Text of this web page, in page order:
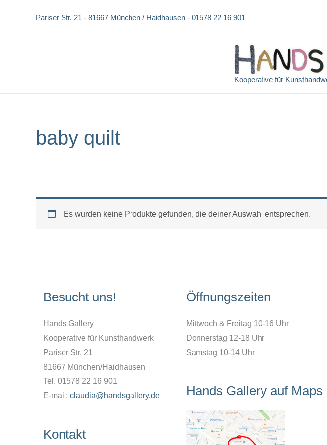
Pariser Str. 21 - 81667 München / Haidhausen - 01578 22 16 901
Kooperative für
baby quilt
Es wurden keine Produkte gefunden, die deiner Auswahl entsprechen.
Besucht uns!
Hands Gallery
Kooperative für Kunsthandwerk
Pariser Str. 21
81667 München/Haidhausen
Tel. 01578 22 16 901
E-mail: claudia@handsgallery.de
Kontakt
Öffnungszeiten
Mittwoch & Freitag 10-16 Uhr
Donnerstag 12-18 Uhr
Samstag 10-14 Uhr
Hands Gallery auf Maps